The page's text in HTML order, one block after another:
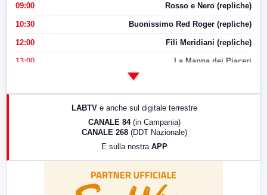
09:00 Rosso e Nero (repliche)
10:30 Buonissimo Red Roger (repliche)
12:00 Fili Meridiani (repliche)
13:00 La Mappa dei Piaceri
LABTV e anche sul digitale terrestre
CANALE 84 (in Campania)
CANALE 268 (DDT Nazionale)
E sulla nostra APP